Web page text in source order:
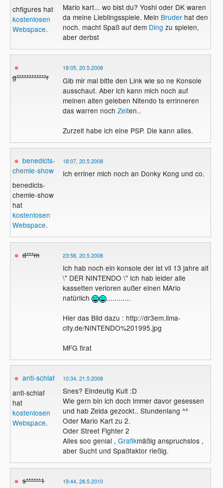
chfigures hat
kostenlosen
Webspace.
Mario kart... wo bist du? Yoshi oder DK waren
da meine Lieblingsspiele. Mein Bruderhat den
noch. macht Spaß auf dem Ding zu spielen,
aber derbst
g************r
18:05, 20.5.2008
Gib mir mal bitte den Link wie so ne Konsole
ausschaut. Aber ich kann mich noch auf
meinen alten geleben Nitendo ts errinneren
das warren noch Zeiten..
Zurzeit habe ich eine PSP. Die kann alles.
benedicts-
chemie-show
benedicts-
chemie-show
hat
kostenlosen
Webspace.
18:07, 20.5.2008
Ich erriner mich noch an Donky Kong und co.
d***m 23:58, 20.5.2008
Ich hab noch ein konsole der ist vll 13 jahre alt
\" DER NINTENDO \" Ich hab leider alle
kassetten verloren außer einen MArio
natürlich
............
Hier das Bild dazu : http://dr3em.lima-
city.de/NINTENDO%201995.jpg
MFG firat
anti-schlaf
anti-schlaf
hat
kostenlosen
Webspace.
10:34, 21.5.2008
Snes? Eindeutig Kult :D
Wie gern bin ich doch immer davor gesessen
und hab Zelda gezockt.. Stundenlang ^^
Oder Mario Kart zu 2.
Oder Street Fighter 2
Alles soo genial , Grafikmäßig anspruchslos ,
aber Sucht und Spaßfaktor rießig.
s******1 19:44, 28.5.2010